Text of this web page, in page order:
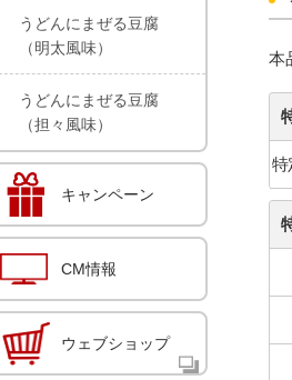
うどんにまぜる豆腐
（明太風味）
うどんにまぜる豆腐
（担々風味）
キャンペーン
CM情報
ウェブショップ
本
特